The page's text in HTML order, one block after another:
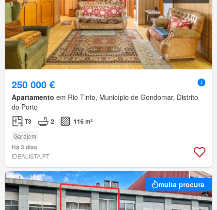
250 000 €
Apartamento em Rio Tinto, Município de Gondomar, Distrito
do Porto
T3 2 116 m²
Garajem
Há 3 dias
IDEALISTA.PT
muita procura